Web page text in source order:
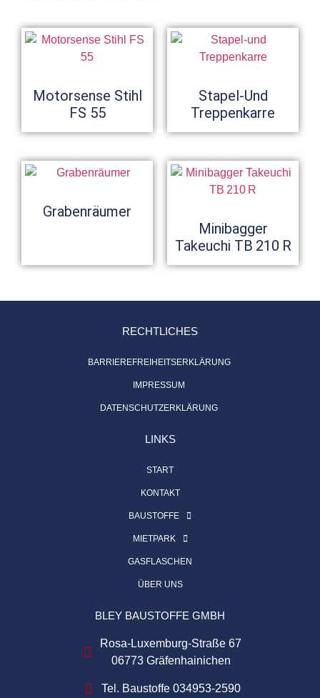
Motorsense Stihl
FS 55
Stapel-Und
Treppenkarre
Grabenräumer
Minibagger
Takeuchi TB 210 R
RECHTLICHES
BARRIEREFREIHEITSERKLÄRUNG
IMPRESSUM
DATENSCHUTZERKLÄRUNG
LINKS
START
KONTAKT
BAUSTOFFE
MIETPARK
GASFLASCHEN
ÜBER UNS
BLEY BAUSTOFFE GMBH
Rosa-Luxemburg-Straße 67
06773 Gräfenhainichen
Tel. Baustoffe 034953-2590